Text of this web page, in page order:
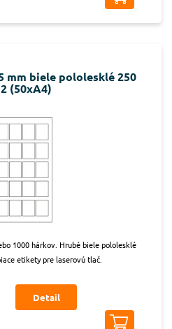
mm biele pololesklé 250
(50xA4)
1000 hárkov. Hrubé biele pololesklé
etikety pre laserovú tlač.
Detail